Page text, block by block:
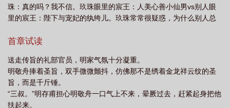
外TXT 皇城有宝珠讲的什么 皇城有宝珠免费阅读 百度 皇城有宝珠讲的是
什么故事 皇城有宝珠31 皇城有宝珠 笔趣阁 皇城有宝珠虐吗 皇城有宝
阁 皇城有宝珠电视剧 皇城有宝珠免费观看
有宝珠番外 皇城有宝珠全文txt
有宝珠47知道 皇城有宝珠 月下蝶影 皇城有宝珠月下蝶影免费阅读 皇城有
珠：真的吗？我不信。玖珠眼里的宸王：人美心善小仙男vs别人眼
里的宸王：陛下与宠妃的纨绔儿。玖珠常常很疑惑，为什么别人总
哦哟，这些人心真脏。这是一个主角拿了反派人设而不自知的故
于2月15日入V，感谢支持正版的读者大大，祝天天开心~】
首章试读
送走传旨的礼部官员，明家气氛十分凝重。
明敬舟捧着圣旨，双手微微颤抖，仿佛那不是绣着金龙祥云纹的圣
旨，而是千斤锤。
“三叔。”明存甫担心明敬舟一口气上不来，晕厥过去，赶紧起身把他
扶起来。